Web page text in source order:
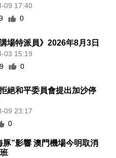
09 17:40
0
講場特派員》2026年8月3日
03 15:19
0
絕和平委員會提出加沙停
09 23:17
0
豚”影響 澳門機場今明取消